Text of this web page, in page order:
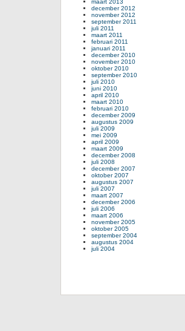
december 2012
november 2012
september 2011
juli 2011
maart 2011
februari 2011
januari 2011
december 2010
november 2010
oktober 2010
september 2010
juli 2010
juni 2010
april 2010
maart 2010
februari 2010
december 2009
augustus 2009
juli 2009
mei 2009
april 2009
maart 2009
december 2008
juli 2008
december 2007
oktober 2007
augustus 2007
juli 2007
maart 2007
december 2006
juli 2006
maart 2006
november 2005
oktober 2005
september 2004
augustus 2004
juli 2004